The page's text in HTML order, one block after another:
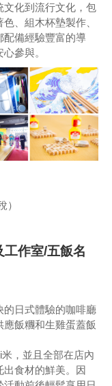
文化到流行文化，包
、組木杯墊製作、
配備經驗豐富的導
參與。
）
作室/五飯名
日式體驗的咖啡廳
飯糰和生雞蛋蓋飯
，並且全部在店內
食材的鮮美。因